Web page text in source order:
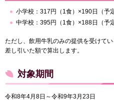
小学校：317円（1食）×190日（予
中学校：395円（1食）×188日（予
ただし、飲用牛乳のみの提供を受けて
差し引いた額で算出します。
対象期間
令和8年4月8日～令和9年3月23日